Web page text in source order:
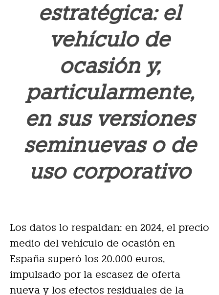
estratégica: el
vehículo de
ocasión y,
particularmente,
en sus versiones
seminuevas o de
uso corporativo
Los datos lo respaldan: en 2024, el precio
medio del vehículo de ocasión en
España superó los 20.000 euros,
impulsado por la escasez de oferta
nueva y los efectos residuales de la